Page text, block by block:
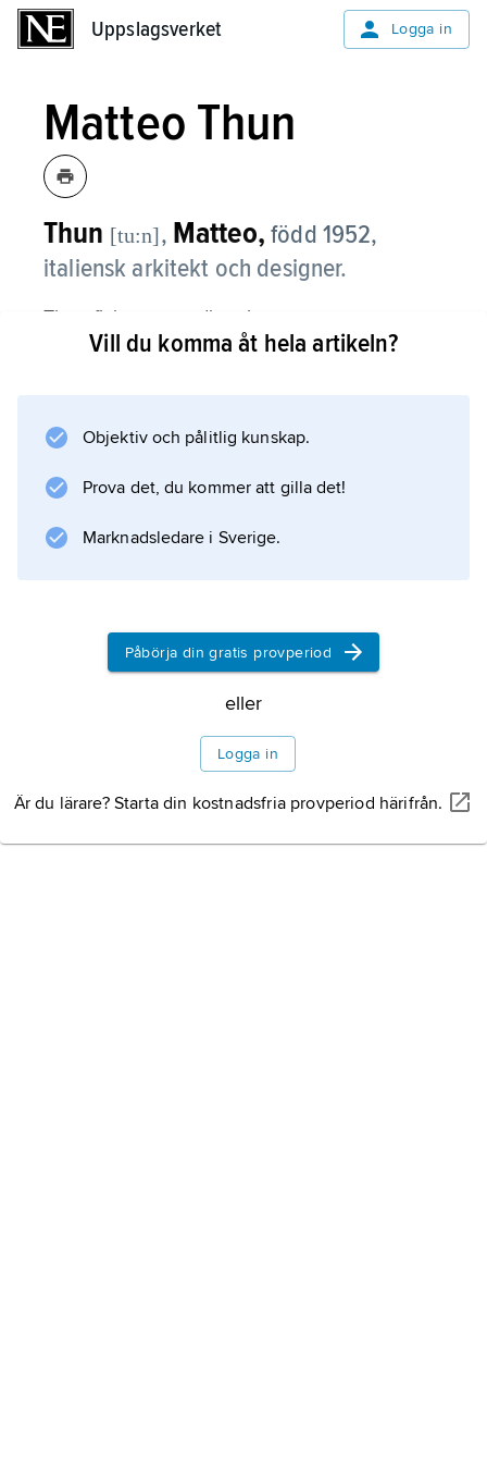
Uppslagsverket Logga in
Matteo Thun
Thun [tu:n], Matteo, född 1952,
italiensk arkitekt och designer.
Thun fick som medlem i
Memphis
karaktär, är i sina enkla uttryck anpassade till
chefsdesigner för klocktillverkaren
Swatch
.
Information om artikeln
Vill du komma åt hela artikeln?
Objektiv och pålitlig kunskap.
Prova det, du kommer att gilla det!
Marknadsledare i Sverige.
Påbörja din gratis provperiod
eller
Logga in
Är du lärare? Starta din kostnadsfria provperiod härifrån.